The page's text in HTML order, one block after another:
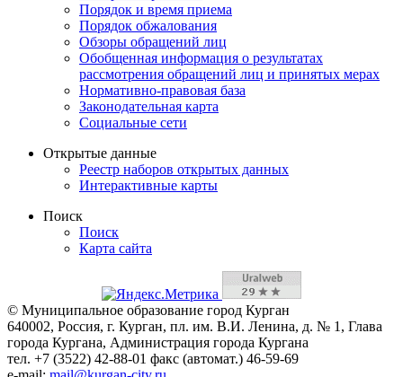
Порядок и время приема
Порядок обжалования
Обзоры обращений лиц
Обобщенная информация о результатах
рассмотрения обращений лиц и принятых мерах
Нормативно-правовая база
Законодательная карта
Социальные сети
Открытые данные
Реестр наборов открытых данных
Интерактивные карты
Поиск
Поиск
Карта сайта
© Муниципальное образование город Курган
640002, Россия, г. Курган, пл. им. В.И. Ленина, д. № 1, Глава
города Кургана, Администрация города Кургана
тел. +7 (3522) 42-88-01 факс (автомат.) 46-59-69